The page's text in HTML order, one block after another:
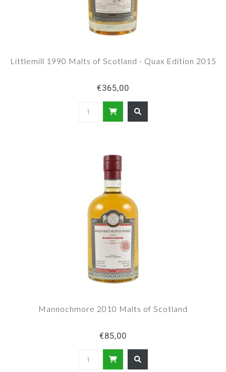
Littlemill 1990 Malts of Scotland - Quax Edition 2015
€365,00
Mannochmore 2010 Malts of Scotland
€85,00